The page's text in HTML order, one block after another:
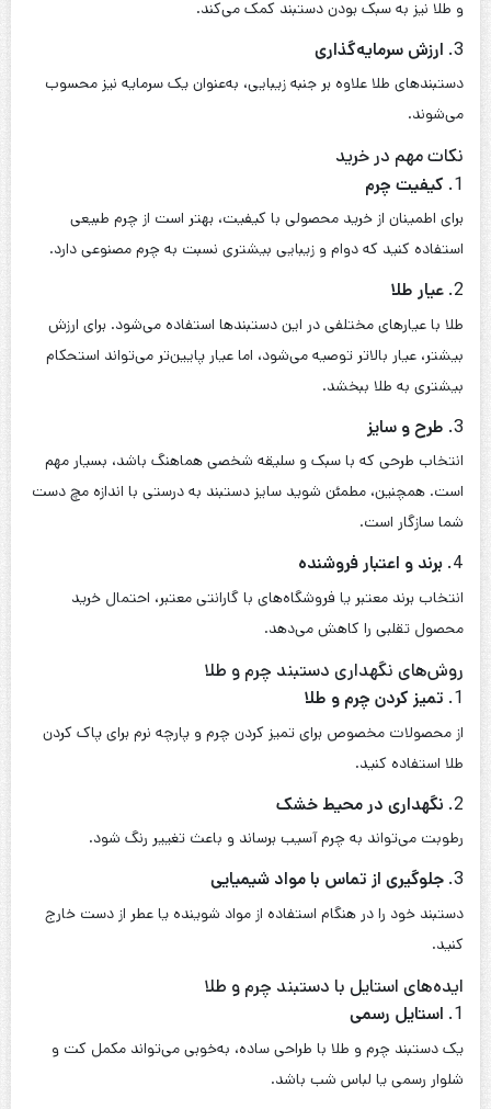
سال‌های اخیر به اوج محبوبیت خود رسیده و مورد استقبال بانوان مدرن
قرار گرفته است.
1. زیبایی طبیعی و خلاقانه
دستبندهای چرم و طلا
خالص، ظاهری زیبا و منحصر به فرد ارائه می‌دهند. این ترکیب به‌طور
همزمان حس اصالت و مدرنیته را به نمایش می‌گذارد.
2. تنوع طراحی
این نوع دستبندها در سبک‌های متنوعی عرضه می‌شوند؛ از طراحی‌های
ساده و مینیمالیستی گرفته تا مدل‌های پیچیده با جزئیات فراوان.
3. کاربرد در موقعیت‌های مختلف
دستبندهای چرم و طلا، چه در مجالس رسمی و چه در استفاده روزمره،
ظاهری مناسب و جذاب ایجاد می‌کنند.
چرا دستبند چرم و طلا انتخابی مناسب است؟
1. دوام بالا
چرم طبیعی و طلا هر دو موادی بادوام هستند که با مراقبت مناسب
می‌توانند سال‌ها زیبایی خود را حفظ کنند.
2. راحتی در استفاده
چرم به دلیل نرمی و انعطاف‌پذیری، حس راحتی خاصی به کاربر می‌دهد،
و طلا نیز به سبک بودن دستبند کمک می‌کند.
3. ارزش سرمایه‌گذاری
دستبندهای طلا علاوه بر جنبه زیبایی، به‌عنوان یک سرمایه نیز محسوب
می‌شوند.
1. کیفیت چرم
برای اطمینان از خرید محصولی با کیفیت، بهتر است از چرم طبیعی
استفاده کنید که دوام و زیبایی بیشتری نسبت به چرم مصنوعی دارد.
2. عیار طلا
طلا با عیارهای مختلفی در این دستبندها استفاده می‌شود. برای ارزش
بیشتر، عیار بالاتر توصیه می‌شود، اما عیار پایین‌تر می‌تواند استحکام
بیشتری به طلا ببخشد.
3. طرح و سایز
انتخاب طرحی که با سبک و سلیقه شخصی هماهنگ باشد، بسیار مهم